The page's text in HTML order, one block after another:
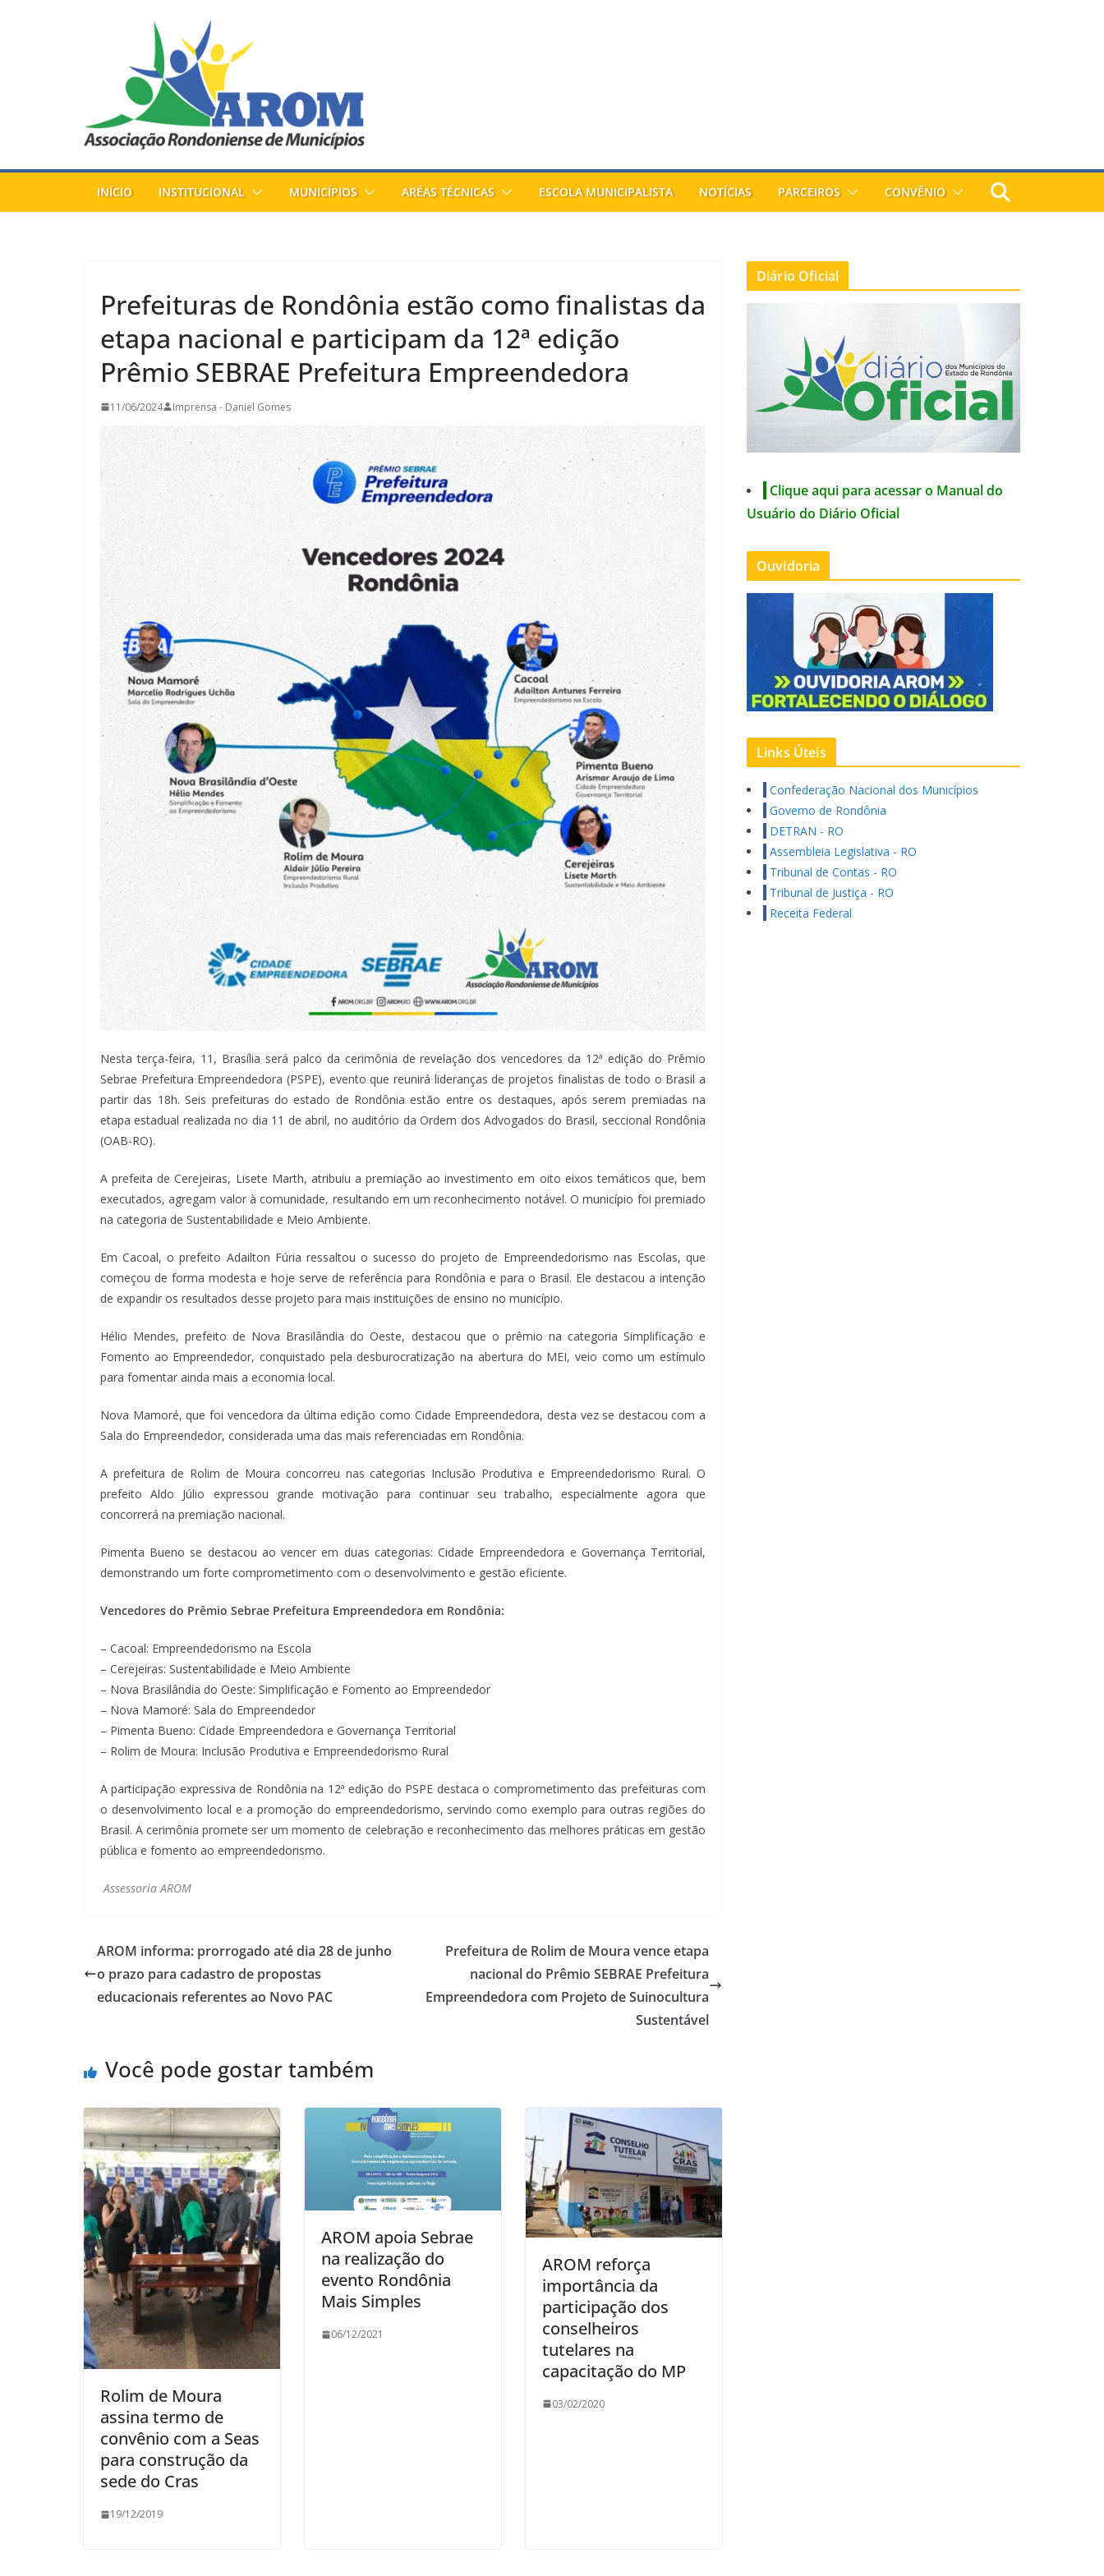
INÍCIO INSTITUCIONAL MUNICÍPIOS ARÉAS TÉCNICAS ESCOLA MUNICIPALISTA NOTÍCIAS PARCEIROS CONVÊNIO
Prefeituras de Rondônia estão como finalistas da
etapa nacional e participam da 12ª edição
Prêmio SEBRAE Prefeitura Empreendedora
11/06/2024 Imprensa - Daniel Gomes
Nesta terça-feira, 11, Brasília será palco da cerimônia de revelação dos vencedores da 12ª edição do Prêmio
Sebrae Prefeitura Empreendedora (PSPE), evento que reunirá lideranças de projetos finalistas de todo o Brasil a
partir das 18h. Seis prefeituras do estado de Rondônia estão entre os destaques, após serem premiadas na
etapa estadual realizada no dia 11 de abril, no auditório da Ordem dos Advogados do Brasil, seccional Rondônia
(OAB-RO).
A prefeita de Cerejeiras, Lisete Marth, atribuiu a premiação ao investimento em oito eixos temáticos que, bem
executados, agregam valor à comunidade, resultando em um reconhecimento notável. O município foi premiado
na categoria de Sustentabilidade e Meio Ambiente.
Em Cacoal, o prefeito Adailton Fúria ressaltou o sucesso do projeto de Empreendedorismo nas Escolas, que
começou de forma modesta e hoje serve de referência para Rondônia e para o Brasil. Ele destacou a intenção
de expandir os resultados desse projeto para mais instituições de ensino no município.
Hélio Mendes, prefeito de Nova Brasilândia do Oeste, destacou que o prêmio na categoria Simplificação e
Fomento ao Empreendedor, conquistado pela desburocratização na abertura do MEI, veio como um estímulo
para fomentar ainda mais a economia local.
Nova Mamoré, que foi vencedora da última edição como Cidade Empreendedora, desta vez se destacou com a
Sala do Empreendedor, considerada uma das mais referenciadas em Rondônia.
A prefeitura de Rolim de Moura concorreu nas categorias Inclusão Produtiva e Empreendedorismo Rural. O
prefeito Aldo Júlio expressou grande motivação para continuar seu trabalho, especialmente agora que
concorrerá na premiação nacional.
Pimenta Bueno se destacou ao vencer em duas categorias: Cidade Empreendedora e Governança Territorial,
demonstrando um forte comprometimento com o desenvolvimento e gestão eficiente.
Vencedores do Prêmio Sebrae Prefeitura Empreendedora em Rondônia:
– Cacoal: Empreendedorismo na Escola
– Cerejeiras: Sustentabilidade e Meio Ambiente
– Nova Brasilândia do Oeste: Simplificação e Fomento ao Empreendedor
– Nova Mamoré: Sala do Empreendedor
– Pimenta Bueno: Cidade Empreendedora e Governança Territorial
– Rolim de Moura: Inclusão Produtiva e Empreendedorismo Rural
A participação expressiva de Rondônia na 12ª edição do PSPE destaca o comprometimento das prefeituras com
o desenvolvimento local e a promoção do empreendedorismo, servindo como exemplo para outras regiões do
Brasil. A cerimônia promete ser um momento de celebração e reconhecimento das melhores práticas em gestão
pública e fomento ao empreendedorismo.
Assessoria AROM
AROM informa: prorrogado até dia 28 de junho
o prazo para cadastro de propostas
educacionais referentes ao Novo PAC
Prefeitura de Rolim de Moura vence etapa
nacional do Prêmio SEBRAE Prefeitura
Empreendedora com Projeto de Suinocultura
Sustentável
Você pode gostar também
Rolim de Moura
assina termo de
convênio com a Seas
para construção da
sede do Cras
19/12/2019
AROM apoia Sebrae
na realização do
evento Rondônia
Mais Simples
06/12/2021
AROM reforça
importância da
participação dos
conselheiros
tutelares na
capacitação do MP
03/02/2020
Diário Oficial
Clique aqui para acessar o Manual do
Usuário do Diário Oficial
Ouvidoria
Links Úteis
Confederação Nacional dos Municípios
Governo de Rondônia
DETRAN - RO
Assembleia Legislativa - RO
Tribunal de Contas - RO
Tribunal de Justiça - RO
Receita Federal